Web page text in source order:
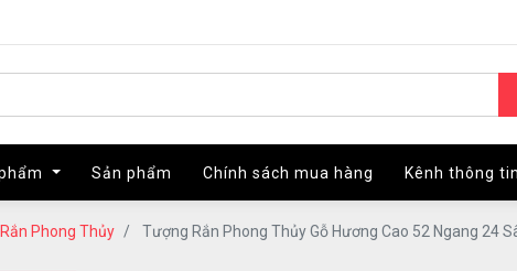
Sản phẩm Chính sách mua hàng Kênh thông tin
Sản phẩm Chính sách mua hàng Kênh thông tin
Phong Thủy Tượng Rắn Phong Thủy Gỗ Hương Cao 52 Ngang 24